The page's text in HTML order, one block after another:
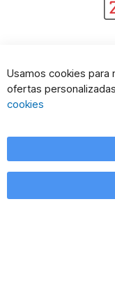
Usamos cookies para
ofertas
cookies